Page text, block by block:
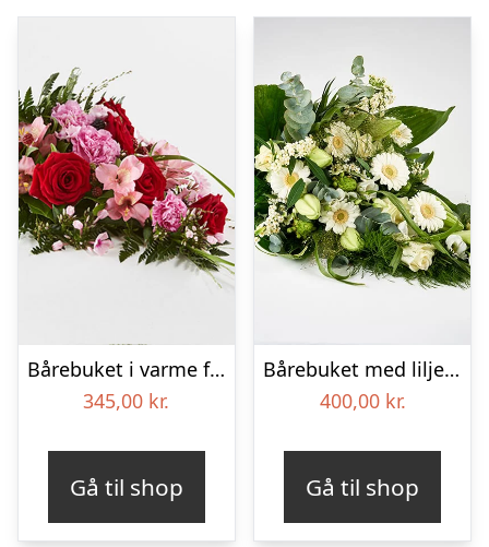
Bårebuket i varme farver – Blomster til begravelse
345,00 kr.
Gå til shop
Bårebuket med liljer, floristens valg – Blomster til begravelse
400,00 kr.
Gå til shop